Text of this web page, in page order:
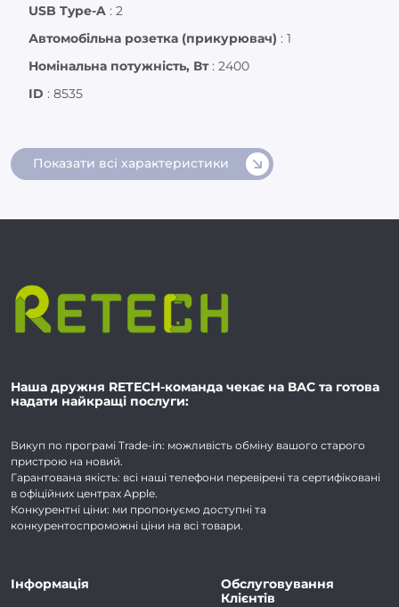
USB Type-A : 2
Автомобільна розетка (прикурювач) : 1
Номінальна потужність, Вт: 2400
ID : 8535
Показати всі характеристики
Наша дружня RETECH-команда чекає на ВАС та готова
надати найкращі послуги:
Викуп по програмі Trade-in: можливість обміну вашого старого
пристрою на новий.
Гарантована якість: всі наші телефони перевірені та сертифіковані
в офіційних центрах Apple.
Конкурентні ціни: ми пропонуємо доступні та
конкурентоспроможні ціни на всі товари.
Інформація
Обслуговування
Клієнтів